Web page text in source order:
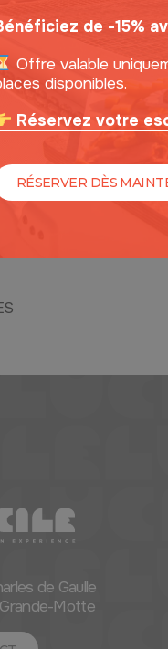
de -15%
Offre valable
disponibles.
Réservez votre
RÉSERVER DÈS
de Gaulle
Motte